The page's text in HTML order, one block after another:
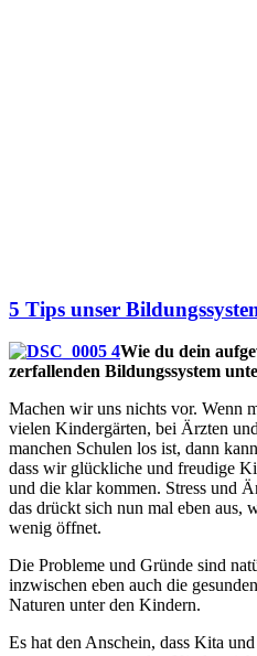
5 Tips unser
Wie du dein
zerfallenden Bildungssystem
Machen wir uns nichts vor. Wenn
vielen Kindergärten, bei Ärzten
manchen Schulen los ist, dann
dass wir glückliche und freudige
und die klar kommen. Stress und
das drückt sich nun mal eben aus,
wenig öffnet.
Die Probleme und Gründe sind
inzwischen eben auch die
Naturen unter den Kindern.
Es hat den Anschein, dass Kita